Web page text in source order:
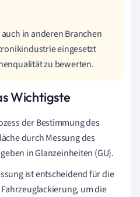
in anderen Branchen
eingesetzt
zu bewerten.
Wichtigste
der Bestimmung des
durch Messung des
in Glanzeinheiten (GU).
ist entscheidend für die
um die